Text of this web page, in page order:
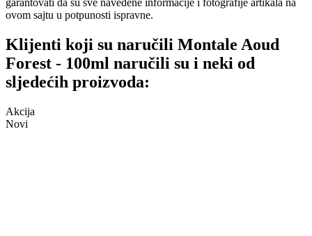
ovom sajtu u potpunosti ispravne.
Klijenti koji su naručili Montale Aoud
Forest - 100ml naručili su i neki od
sljedećih proizvoda:
Akcija
Novi